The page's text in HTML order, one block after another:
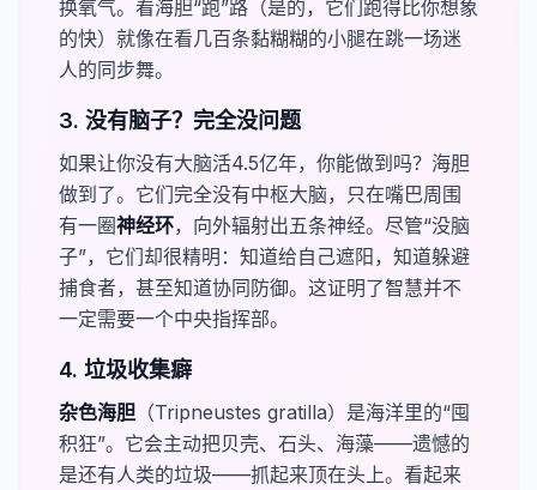
换氧气。看海胆“跑”路（是的，它们跑得比你想象
的快）就像在看几百条黏糊糊的小腿在跳一场迷
人的同步舞。
3. 没有脑子？完全没问题
如果让你没有大脑活4.5亿年，你能做到吗？海胆
做到了。它们完全没有中枢大脑，只在嘴巴周围
有一圈​​神经环，向外辐射出五条神经。尽管“没脑
子”，它们却很精明：知道给自己遮阳，知道躲避
捕食者，甚至知道协同防御。这证明了智慧并不
一定需要一个中央指挥部。
4. 垃圾收集癖
​杂色海胆​ （Tripneustes gratilla）是海洋里的“囤
积狂”。它会主动把贝壳、石头、海藻——遗憾的
是还有人类的垃圾——抓起来顶在头上。看起来